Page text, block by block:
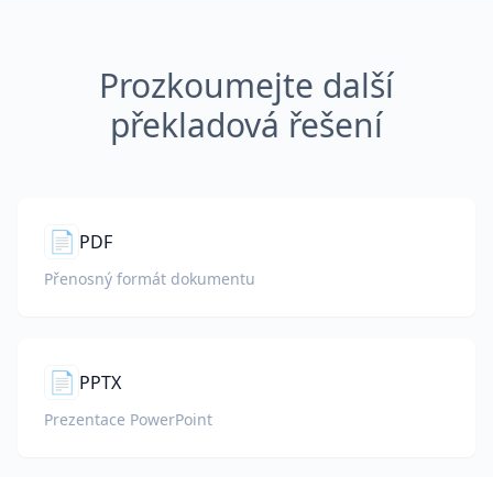
Prozkoumejte další
překladová řešení
📄 PDF
Přenosný formát dokumentu
📄 PPTX
Prezentace PowerPoint